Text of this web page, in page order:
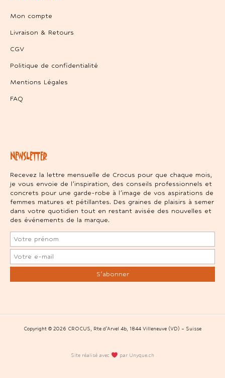
Mon compte
Livraison & Retours
CGV
Politique de confidentialité
Mentions Légales
FAQ
NEWSLETTER
Recevez la lettre mensuelle de Crocus pour que chaque mois,
je vous envoie de l’inspiration, des conseils professionnels et
concrets pour une garde-robe à l’image de vos aspirations de
femmes matures et pétillantes. Des graines de plaisirs à semer
dans votre quotidien tout en restant avisée des nouvelles et
des événements de la marque.
Copyright © 2026 CROCUS, Rte d’Arvel 4b, 1844 Villeneuve (VD) – Suisse
Site réalisé avec par Unyque.ch